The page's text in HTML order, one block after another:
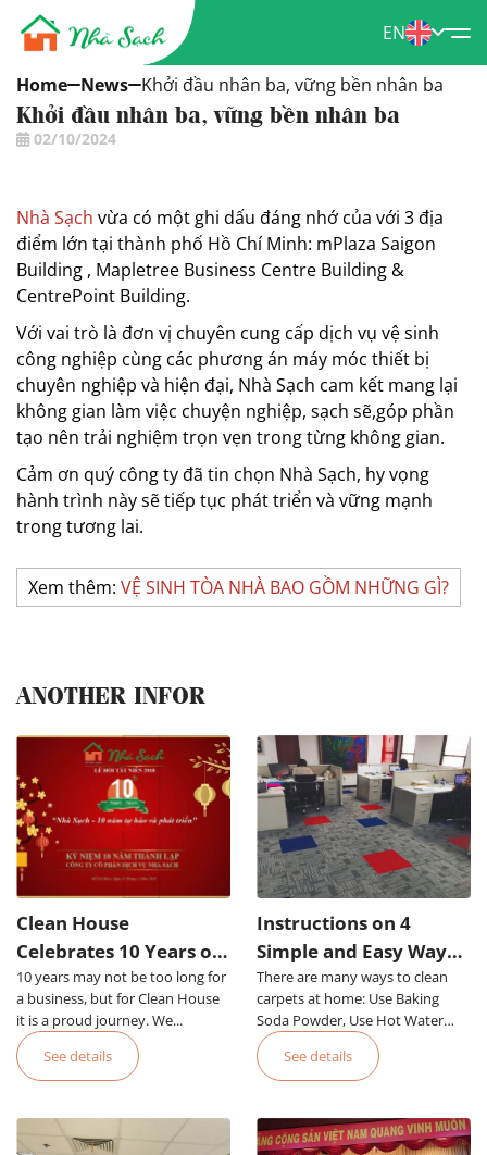
EN
Home News Khởi đầu nhân ba, vững bền nhân ba
Khởi đầu nhân ba, vững bền nhân ba
02/10/2024
Nhà Sạch vừa có một ghi dấu đáng nhớ của với 3 địa
điểm lớn tại thành phố Hồ Chí Minh: mPlaza Saigon
Building , Mapletree Business Centre Building &
CentrePoint Building.
Với vai trò là đơn vị chuyên cung cấp dịch vụ vệ sinh
công nghiệp cùng các phương án máy móc thiết bị
chuyên nghiệp và hiện đại, Nhà Sạch cam kết mang lại
không gian làm việc chuyện nghiệp, sạch sẽ,góp phần
tạo nên trải nghiệm trọn vẹn trong từng không gian.
Cảm ơn quý công ty đã tin chọn Nhà Sạch, hy vọng
hành trình này sẽ tiếp tục phát triển và vững mạnh
trong tương lai.
Xem thêm: VỆ SINH TÒA NHÀ BAO GỒM NHỮNG GÌ?
ANOTHER INFOR
10 years may not be too long for
a business, but for Clean House
it is a proud journey. We...
Clean House
Celebrates 10 Years of
Establishment and
Proud Development
See details
There are many ways to clean
carpets at home: Use Baking
Soda Powder, Use Hot Water
Steam, Use Foam, Use
Specialized Equipment Or Hire
an Office Carpet Cleaning Service
Instructions on 4
Simple and Easy Ways
to Clean Office Carpets
See details